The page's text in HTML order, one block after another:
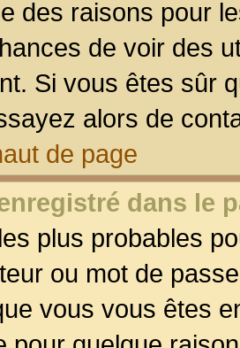
des raisons pour
de voir des
Si vous êtes sûr
alors de
de page
dans le
plus probables
ou mot de
vous vous êtes